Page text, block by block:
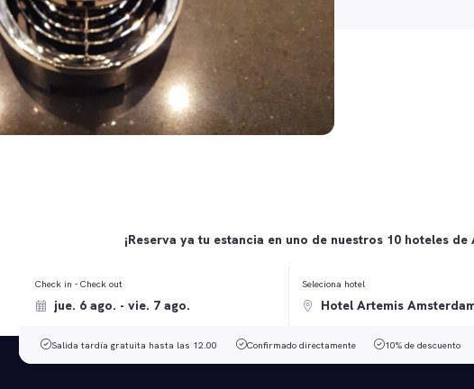
¡Reserva ya tu estancia en uno de nuestros 10 hoteles de
Check in - Check out Seleciona hotel
Salida tardía gratuita hasta las 12.00 Confirmado directamente 10% de descuento